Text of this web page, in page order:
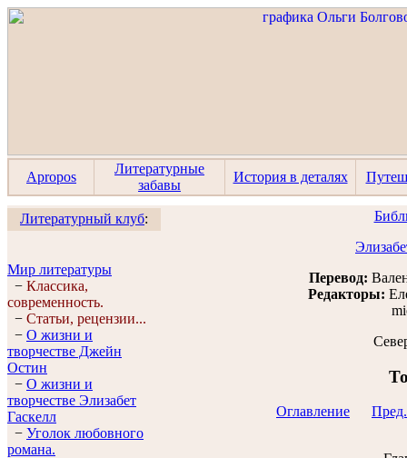
Apropos
Литературные
забавы
История в деталях
Литературный клуб:
Мир литературы
− Классика,
современность.
− Статьи, рецензии...
− О жизни и
творчестве Джейн
Остин
− О жизни и
творчестве Элизабет
Гaскелл
− Уголок любовного
романа.
Перевод:
Редакторы:
Оглавление